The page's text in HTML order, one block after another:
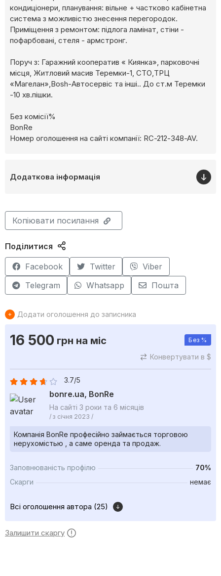
кондиціонери, планування: вільне + частково кабінетна
система з можливістю знесення перегородок.
Приміщення з ремонтом: підлога ламінат, стіни -
пофарбовані, стеля - армстронг.
Поруч з: Гаражний кооператив « Киянка», парковочні
місця, Житловий масив Теремки-1, СТО,ТРЦ
«Магелан»,Bosh-Автосервіс та інші.. До ст.м Теремки
-10 хв.пішки.
Без комісії%
BonRe
Номер оголошення на сайті компанії: RC-212-348-AV.
Додаткова інформація
Копіювати посилання
Поділитися
Facebook Twitter
Viber
Telegram
Whatsapp Пошта
Додати оголошення до записника
16 500 грн на міс Без %
Конвертувати в $
3.7/5
bonre.ua, BonRe
На сайті 3 роки та 6 місяців
/ з січня 2023 /
Компанія BonRe професійно займається торговою
нерухомістью , а саме оренда та продаж.
Заповнюваність профілю
70%
Скарги
немає
Всі оголошення автора (25)
Залишити скаргу